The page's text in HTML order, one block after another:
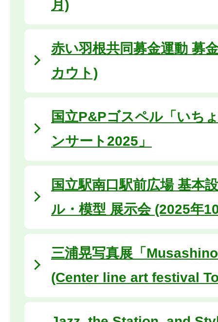
月)
赤い羽根共同募金運動 募
カウト)
国立P&Pゴスペル「いち
ンサート2025」
国立駅南口駅前広場 基本
ル・模型 展示会 (2025年
三浦晃写真展「
(Center line art festival